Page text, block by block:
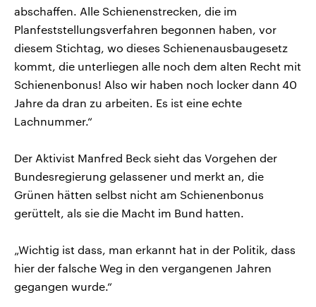
abschaffen. Alle Schienenstrecken, die im
Planfeststellungsverfahren begonnen haben, vor
diesem Stichtag, wo dieses Schienenausbaugesetz
kommt, die unterliegen alle noch dem alten Recht mit
Schienenbonus! Also wir haben noch locker dann 40
Jahre da dran zu arbeiten. Es ist eine echte
Lachnummer.“
Der Aktivist Manfred Beck sieht das Vorgehen der
Bundesregierung gelassener und merkt an, die
Grünen hätten selbst nicht am Schienenbonus
gerüttelt, als sie die Macht im Bund hatten.
„Wichtig ist dass, man erkannt hat in der Politik, dass
hier der falsche Weg in den vergangenen Jahren
gegangen wurde.“